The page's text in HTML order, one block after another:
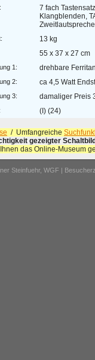
7 fach
Klangblenden,
13 kg
55 x 37 x 27 cm
1: drehbare
2: ca 4,5 Watt
3: damaliger Preis
(I) (24)
/ Umfangreiche
gezeigter
das Online-Museum
Steinfuehr, WGF |